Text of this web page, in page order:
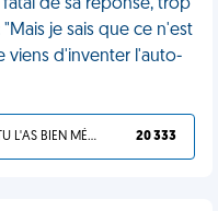
de sa réponse, trop
je sais que ce n'est
viens d'inventer l'auto-
TU L'AS BIEN MÉRITÉ 20 333